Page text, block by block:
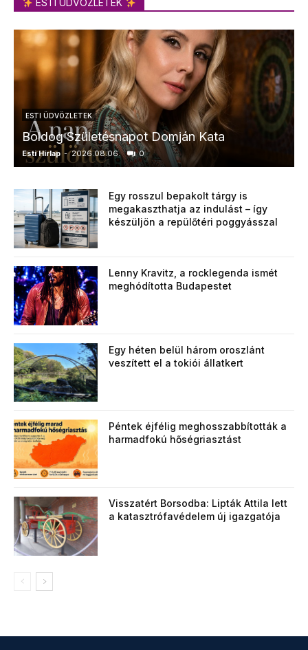
ESTI ÜDVÖZLETEK
ESTI ÜDVÖZLETEK
Boldog Születésnapot Domján Kata
Esti Hírlap - 2026.08.06. 0
Egy rosszul bepakolt tárgy is
megakaszthatja az indulást – így
készüljön a repülőtéri poggyásszal
Lenny Kravitz, a rocklegenda ismét
meghódította Budapestet
Egy héten belül három oroszlánt
veszített el a tokiói állatkert
Péntek éjfélig meghosszabbították a
harmadfokú hőségriasztást
Visszatért Borsodba: Lipták Attila lett
a katasztrófavédelem új igazgatója